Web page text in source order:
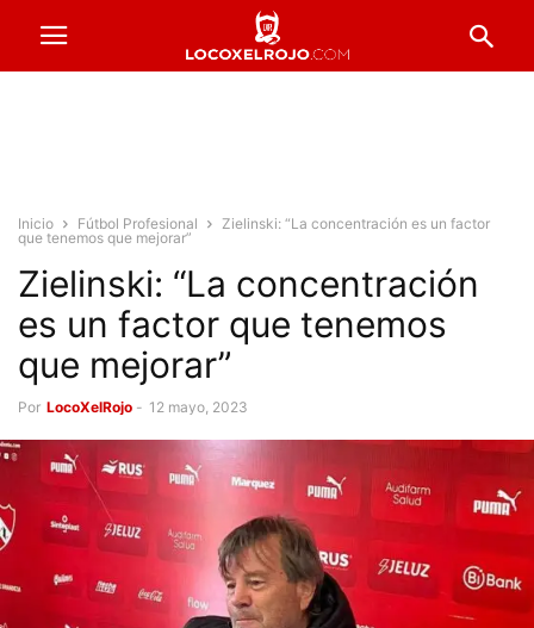
Inicio Fútbol Profesional
Zielinski: “La concentración es un factor
que tenemos que mejorar”
Zielinski: “La concentración
es un factor que tenemos
que mejorar”
Por LocoXelRojo - 12 mayo, 2023